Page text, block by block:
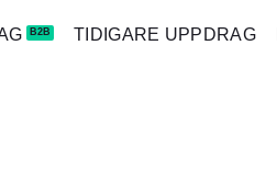
TIDIGARE UPPDRAG